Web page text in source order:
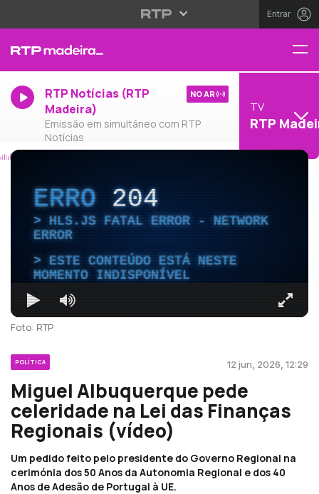
Entrar
RTP Notícias (RTP
Madeira)
Emissão em simultâneo com RTP
Notícias
NO AR
TV
RTP
ERRO204
HLS.JS FATAL ERROR - NETWORK
ERROR
ESTE CONTEÚDO ESTÁ NESTE
MOMENTO INDISPONÍVEL
Foto: RTP
POLÍTICA 12 jun, 2026, 12:29
Miguel Albuquerque pede
celeridade na Lei das Finanças
Regionais (vídeo)
Um pedido feito pelo presidente do Governo Regional na
cerimónia dos 50 Anos da Autonomia Regional e dos 40
Anos de Adesão de Portugal à UE.